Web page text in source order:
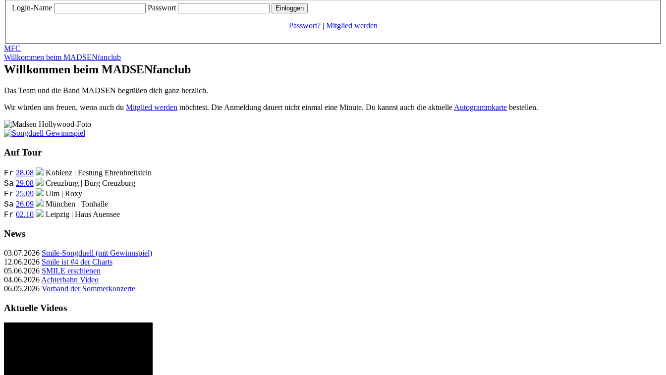
Login-Name Passwort
Passwort?| Mitglied werden
MFC
Willkommen beim MADSENfanclub
Willkommen beim MADSENfanclub
Das Team und die Band MADSEN begrüßen dich ganz herzlich.
Wir würden uns freuen, wenn auch du Mitglied werden möchtest. Die Anmeldung dauert nicht einmal eine Minute. Du kannst auch die aktuelle Autogrammkarte bestellen.
Auf Tour
Fr 28.08 Koblenz | Festung Ehrenbreitstein
Sa 29.08 Creuzburg | Burg Creuzburg
Fr 25.09 Ulm | Roxy
Sa 26.09 München | Tonhalle
Fr 02.10 Leipzig | Haus Auensee
News
03.07.2026 Smile-Songduell (mit Gewinnspiel)
12.06.2026 Smile ist #4 der Charts
05.06.2026 SMILE erschienen
04.06.2026 Achterbahn Video
06.05.2026 Vorband der Sommerkonzerte
Aktuelle Videos